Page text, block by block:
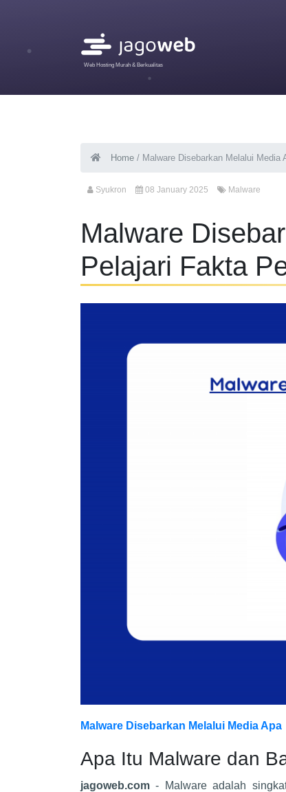
Web Hosting Murah & Berkualitas
Home / Malware Disebarkan Melalui Media
Syukron 08 January 2025 Malware
Malware
Pelajari Fakta
Malware Disebarkan Melalui Media Apa
Apa Itu Malware dan
jagoweb.com - Malware adalah